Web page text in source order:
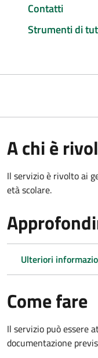
Contatti
Strumenti di
A chi è
Il servizio è rivolto ai
età scolare.
Ulteriori
Come fare
Il servizio può essere
documentazione